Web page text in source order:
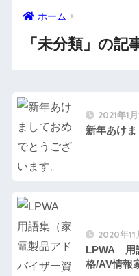
ホーム
「未分類」の記
2021年1月
新年あけま
2020年11
LPWA 用
格/AV情報